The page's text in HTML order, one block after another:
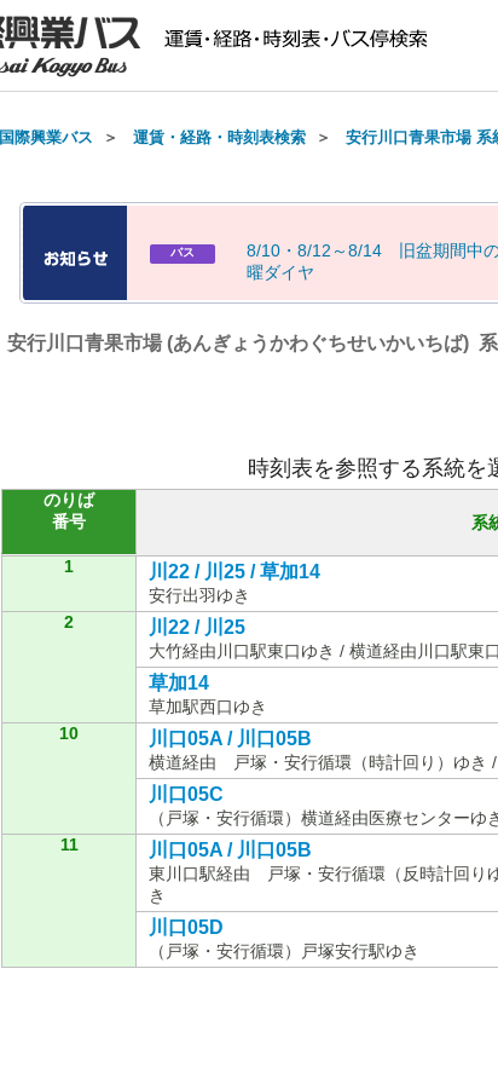
国際興業バス ＞ 運賃・経路・時刻表検索 ＞ 安行川口青果市場 系
バス 8/10 ・ 8/1 2 ～8/14 旧盆期間中
曜ダイヤ
安行川口青果市場 (あんぎょうかわぐちせいかいちば)
時刻表を参照する系統を
のりば
番号
系
1 川22 / 川25 / 草加14
安行出羽ゆき
2
川22 / 川25
大竹経由川口駅東口ゆき / 横道経由川口駅東
草加14
草加駅西口ゆき
10
川口05A / 川口05B
横道経由 戸塚・安行循環（時計回り）ゆき
川口05C
（戸塚・安行循環）横道経由医療センターゆ
11
川口05A / 川口05B
東川口駅経由 戸塚・安行循環（反時計回り
き
川口05D
（戸塚・安行循環）戸塚安行駅ゆき